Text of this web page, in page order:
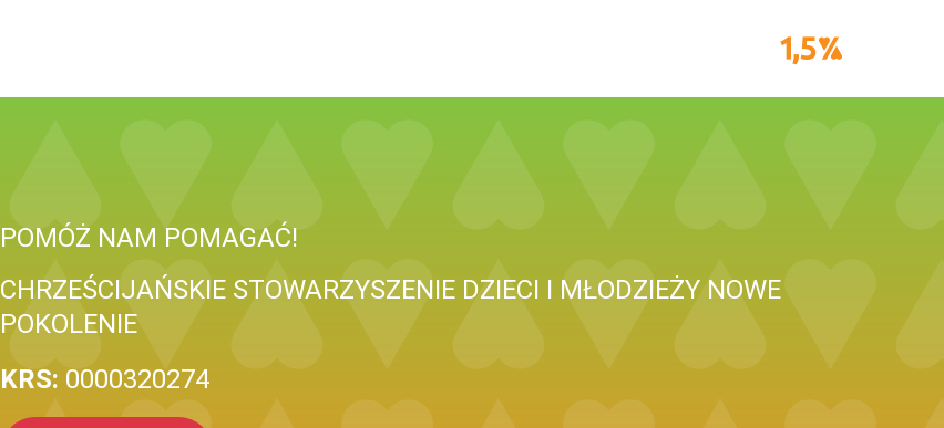
POMÓŻ NAM POMAGAĆ!
CHRZEŚCIJAŃSKIE STOWARZYSZENIE DZIECI I MŁODZIEŻY NOWE
POKOLENIE
KRS: 0000320274